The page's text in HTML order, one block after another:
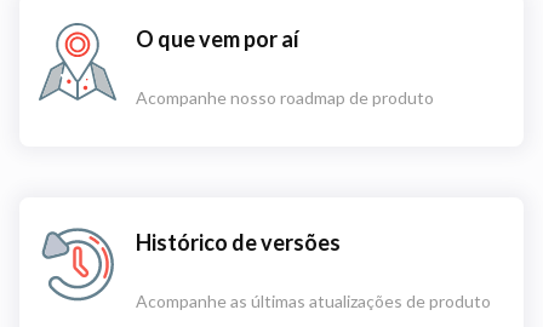
O que vem por aí
Acompanhe nosso roadmap de produto
Histórico de versões
Acompanhe as últimas atualizações de produto